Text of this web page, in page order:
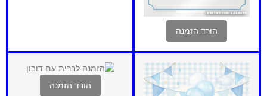
הורד הזמנה
הורד הזמנה